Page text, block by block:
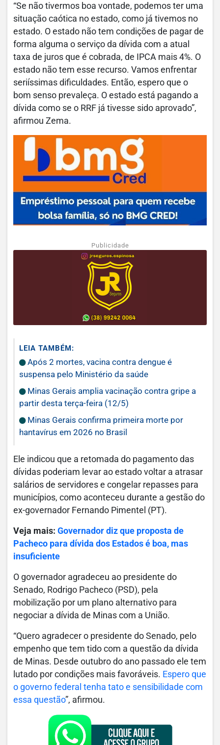
“Se não tivermos boa vontade, podemos ter uma
situação caótica no estado, como já tivemos no
estado. O estado não tem condições de pagar de
forma alguma o serviço da dívida com a atual
taxa de juros que é cobrada, de IPCA mais 4%. O
estado não tem esse recurso. Vamos enfrentar
seriíssimas dificuldades. Então, espero que o
bom senso prevaleça. O estado está pagando a
dívida como se o RRF já tivesse sido aprovado”,
afirmou Zema.
Publicidade
LEIA TAMBÉM:
Após 2 mortes, vacina contra dengue é
suspensa pelo Ministério da saúde
Minas Gerais amplia vacinação contra gripe a
partir desta terça-feira (12/5)
Minas Gerais confirma primeira morte por
hantavírus em 2026 no Brasil
Ele indicou que a retomada do pagamento das
dívidas poderiam levar ao estado voltar a atrasar
salários de servidores e congelar repasses para
municípios, como aconteceu durante a gestão do
ex-governador Fernando Pimentel (PT).
Veja mais: Governador diz que proposta de
Pacheco para dívida dos Estados é boa, mas
insuficiente
O governador agradeceu ao presidente do
Senado, Rodrigo Pacheco (PSD), pela
mobilização por um plano alternativo para
negociar a dívida de Minas com a União.
“Quero agradecer o presidente do Senado, pelo
empenho que tem tido com a questão da dívida
de Minas. Desde outubro do ano passado ele tem
lutado por condições mais favoráveis. Espero que
o governo federal tenha tato e sensibilidade com
essa questão”, afirmou.